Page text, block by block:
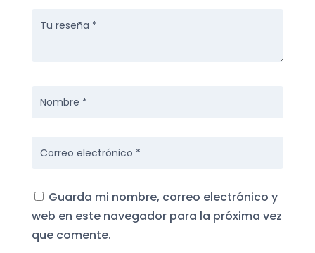
Guarda mi nombre, correo electrónico y
web en este navegador para la próxima vez
que comente.